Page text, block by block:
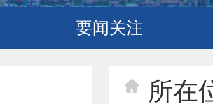
要闻关注
所在